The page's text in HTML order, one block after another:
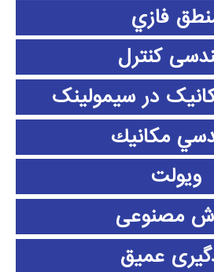
فازي
کنترل
در سیمولینک
مكانيك
ویولت
مصنوعی
عمیق